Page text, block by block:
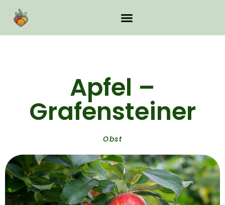
Apfel –
Grafensteiner
Obst